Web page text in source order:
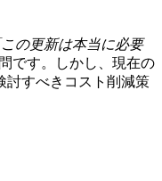
この更新は本当に必要
です。しかし、現在の
討すべきコスト削減策